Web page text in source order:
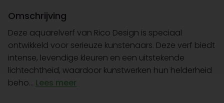
Omschrijving
Deze aquarelverf van Rico Design is speciaal
ontwikkeld voor serieuze kunstenaars. Deze verf biedt
intense, levendige kleuren en een uitstekende
lichtechtheid, waardoor kunstwerken hun helderheid
beho... Lees meer